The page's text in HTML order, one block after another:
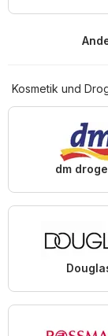
Kosmetik und
dm